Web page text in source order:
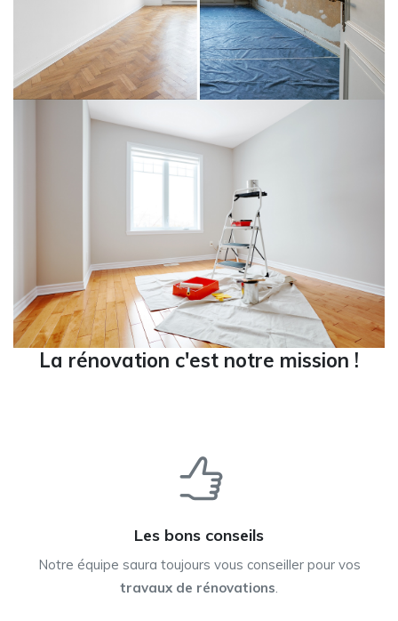
La rénovation c'est notre mission !
Les bons conseils
Notre équipe saura toujours vous conseiller pour vos
travaux de rénovations